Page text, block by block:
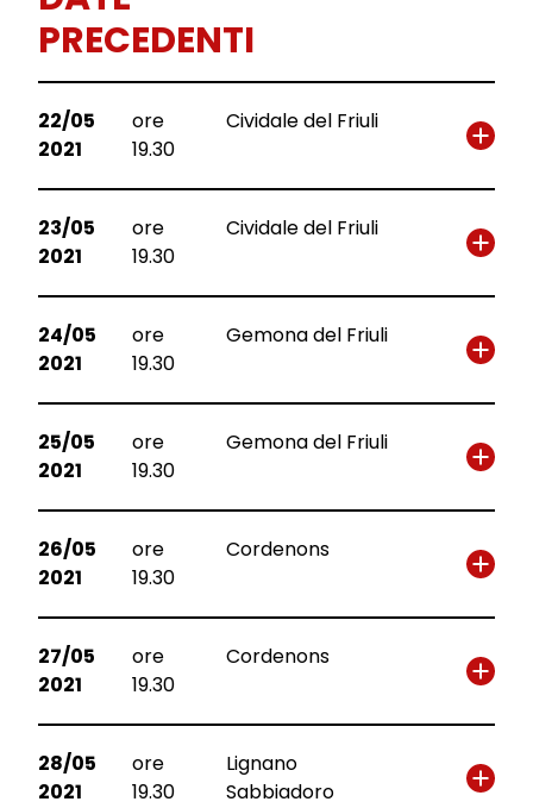
PRECEDENTI
22/05
2021
ore
19.30
Cividale del Friuli
23/05
2021
ore
19.30
Cividale del Friuli
24/05
2021
ore
19.30
Gemona del Friuli
25/05
2021
ore
19.30
Gemona del Friuli
26/05
2021
ore
19.30
Cordenons
27/05
2021
ore
19.30
Cordenons
28/05
2021
ore
19.30
Lignano
Sabbiadoro